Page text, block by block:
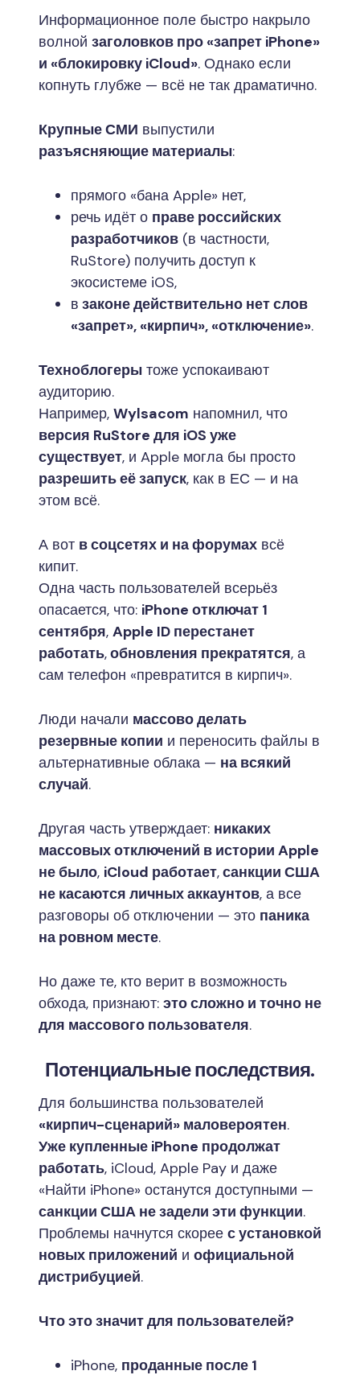
Информационное поле быстро накрыло
волной заголовков про «запрет iPhone»
и «блокировку iCloud». Однако если
копнуть глубже — всё не так драматично.
Крупные СМИ выпустили
разъясняющие материалы:
прямого «бана Apple» нет,
речь идёт о праве российских
разработчиков (в частности,
RuStore) получить доступ к
экосистеме iOS,
в законе действительно нет слов
«запрет», «кирпич», «отключение».
Техноблогеры тоже успокаивают
аудиторию.
Например, Wylsacom напомнил, что
версия RuStore для iOS уже
существует, и Apple могла бы просто
разрешить её запуск, как в ЕС — и на
этом всё.
А вот в соцсетях и на форумах всё
кипит.
Одна часть пользователей всерьёз
опасается, что: iPhone отключат 1
сентября, Apple ID перестанет
работать,обновления прекратятся, а
сам телефон «превратится в кирпич».
Люди начали массово делать
резервные копии и переносить файлы в
альтернативные облака — на всякий
случай.
Другая часть утверждает: никаких
массовых отключений в истории Apple
не было, iCloud работает,санкции США
не касаются личных аккаунтов, а все
разговоры об отключении — это паника
на ровном месте.
Но даже те, кто верит в возможность
обхода, признают: это сложно и точно не
для массового пользователя.
Потенциальные последствия.
Для большинства пользователей
«кирпич-сценарий» маловероятен.
Уже купленные iPhone продолжат
работать, iCloud, Apple Pay и даже
«Найти iPhone» останутся доступными —
санкции США не задели эти функции.
Проблемы начнутся скорее с установкой
новых приложений и официальной
дистрибуцией.
Что это значит для пользователей?
iPhone, проданные после 1